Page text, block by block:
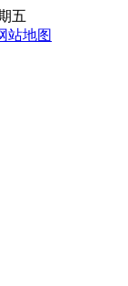
五
站地图